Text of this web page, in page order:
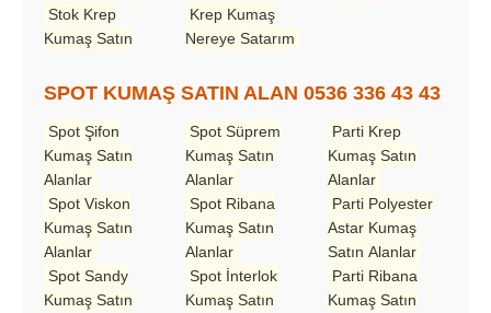
Stok Krep
Kumaş Satın
Krep Kumaş
Nereye Satarım
SPOT KUMAŞ SATIN ALAN 0536 336 43 43
Spot Şifon
Kumaş Satın
Alanlar
Spot Viskon
Kumaş Satın
Alanlar
Spot Sandy
Kumaş Satın
Spot Süprem
Kumaş Satın
Alanlar
Spot Ribana
Kumaş Satın
Alanlar
Spot İnterlok
Kumaş Satın
Parti Krep
Kumaş Satın
Alanlar
Parti Polyester
Astar Kumaş
Satın Alanlar
Parti Ribana
Kumaş Satın